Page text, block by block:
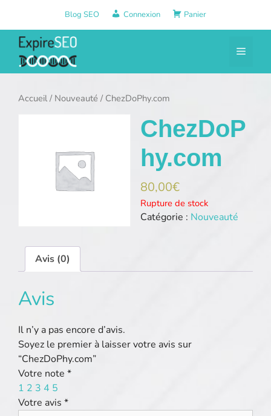
contenu
Blog SEO Connexion Panier
Menu
Accueil/ Nouveauté / ChezDoPhy.com
ChezDoP
hy.com
80,00€
Rupture de stock
Catégorie : Nouveauté
Avis (0)
Avis
Il n’y a pas encore d’avis.
Soyez le premier à laisser votre avis sur
“ChezDoPhy.com”
Votre note *
1 2 3 4 5
Votre avis *